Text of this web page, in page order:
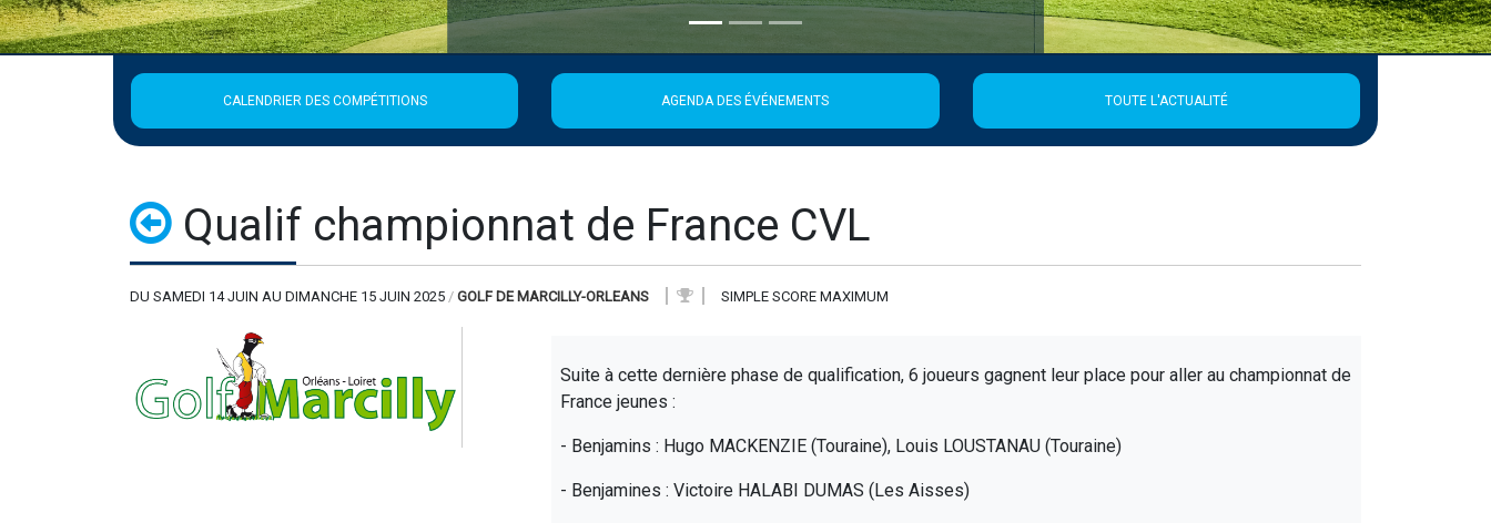
CALENDRIER DES COMPÉTITIONS AGENDA DES ÉVÉNEMENTS TOUTE L'ACTUALITÉ
Qualif championnat de France CVL
DU SAMEDI 14 JUIN AU DIMANCHE 15 JUIN 2025 / GOLF DE MARCILLY-ORLEANS SIMPLE SCORE MAXIMUM
Suite à cette dernière phase de qualification, 6 joueurs gagnent leur place pour aller au championnat de
France jeunes :
- Benjamins : Hugo MACKENZIE (Touraine), Louis LOUSTANAU (Touraine)
- Benjamines : Victoire HALABI DUMAS (Les Aisses)